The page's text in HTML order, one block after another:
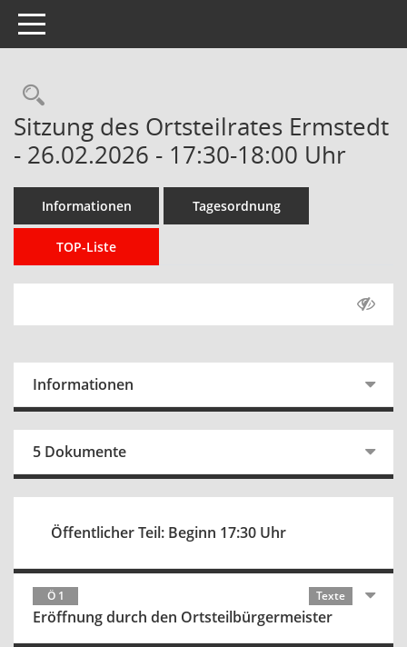
Toggle navigation
Rechercheauswahl
Sitzung des Ortsteilrates Ermstedt
- 26.02.2026 - 17:30-18:00 Uhr
Informationen Tagesordnung
TOP-Liste
Informationen
5 Dokumente
Öffentlicher Teil: Beginn 17:30 Uhr
Ö 1 Texte
Eröffnung durch den Ortsteilbürgermeister